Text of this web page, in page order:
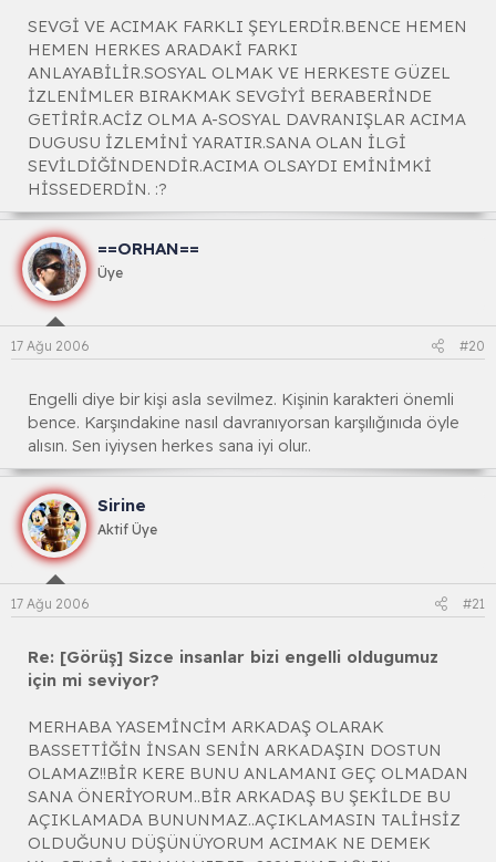
SEVGİ VE ACIMAK FARKLI ŞEYLERDİR.BENCE HEMEN
HEMEN HERKES ARADAKİ FARKI
ANLAYABİLİR.SOSYAL OLMAK VE HERKESTE GÜZEL
İZLENİMLER BIRAKMAK SEVGİYİ BERABERİNDE
GETİRİR.ACİZ OLMA A-SOSYAL DAVRANIŞLAR ACIMA
DUGUSU İZLEMİNİ YARATIR.SANA OLAN İLGİ
SEVİLDİĞİNDENDİR.ACIMA OLSAYDI EMİNİMKİ
HİSSEDERDİN. :?
==ORHAN==
Üye
17 Ağu 2006 #20
Engelli diye bir kişi asla sevilmez. Kişinin karakteri önemli
bence. Karşındakine nasıl davranıyorsan karşılığınıda öyle
alısın. Sen iyiysen herkes sana iyi olur..
Sirine
Aktif Üye
17 Ağu 2006 #21
Re: [Görüş] Sizce insanlar bizi engelli oldugumuz
için mi seviyor?
MERHABA YASEMİNCİM ARKADAŞ OLARAK
BASSETTİĞİN İNSAN SENİN ARKADAŞIN DOSTUN
OLAMAZ!!BİR KERE BUNU ANLAMANI GEÇ OLMADAN
SANA ÖNERİYORUM..BİR ARKADAŞ BU ŞEKİLDE BU
AÇIKLAMADA BUNUNMAZ..AÇIKLAMASIN TALİHSİZ
OLDUĞUNU DÜŞÜNÜYORUM ACIMAK NE DEMEK